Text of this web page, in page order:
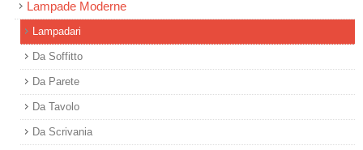
Lampade Moderne
Lampadari
Da Soffitto
Da Parete
Da Tavolo
Da Scrivania